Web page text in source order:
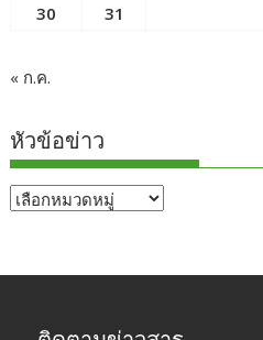
30
31
« ก.ค.
หัวข้อข่าว
หัวข้อ